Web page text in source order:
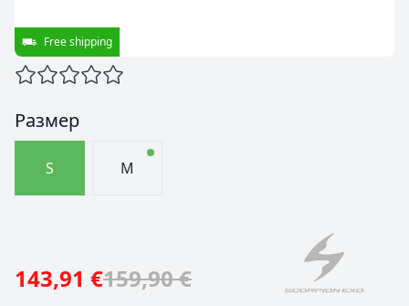
Free shipping
Размер
S M
143,91 €159,90 €